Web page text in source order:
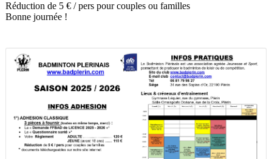
Réduction de 5 € / pers pour couples ou familles
Bonne journée !